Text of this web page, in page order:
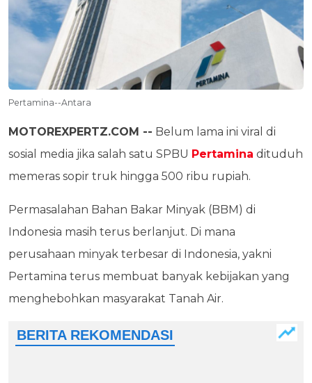
Pertamina--Antara
MOTOREXPERTZ.COM -- Belum lama ini viral di
sosial media jika salah satu SPBU Pertamina dituduh
memeras sopir truk hingga 500 ribu rupiah.
Permasalahan Bahan Bakar Minyak (BBM) di
Indonesia masih terus berlanjut. Di mana
perusahaan minyak terbesar di Indonesia, yakni
Pertamina terus membuat banyak kebijakan yang
menghebohkan masyarakat Tanah Air.